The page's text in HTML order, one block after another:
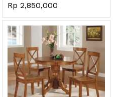
Rp 2,850,000